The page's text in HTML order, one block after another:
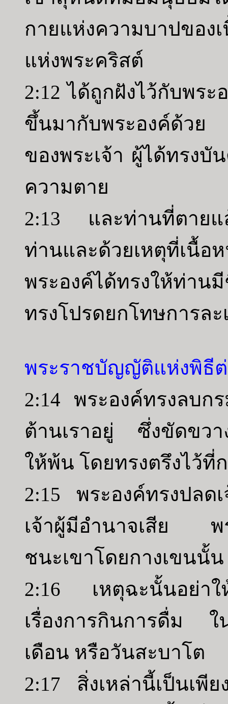
กายแห่งความบาปของ
แห่งพระคริสต์
2:12 ได้ถูกฝังไว้กับพร
ขึ้นมากับพระองค์ด้วย
ของพระเจ้า ผู้ได้ทรงบั
ความตาย
2:13 และท่านที่ตายแ
ท่านและด้วยเหตุที่เนื้อ
พระองค์ได้ทรงให้ท่าน
ทรงโปรดยกโทษการล
พระราชบัญญัติแห่งพิธีต่
2:14 พระองค์ทรงลบก
ต้านเราอยู่ ซึ่งขัดขวาง
ให้พ้น โดยทรงตรึงไว้ที่
2:15 พระองค์ทรงปลด
เจ้าผู้มีอำนาจเสีย พร
ชนะเขาโดยกางเขนนั้น
2:16 เหตุฉะนั้นอย่าใ
เรื่องการกินการดื่ม ใ
เดือน หรือวันสะบาโต
2:17 สิ่งเหล่านี้เป็นเพี